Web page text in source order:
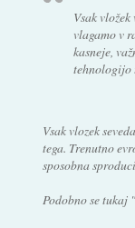
Vsak
vlagamo v
kasneje,
tehnologijo
Vsak vlozek
tega. Trenutno
sposobna
Podobno se tukaj